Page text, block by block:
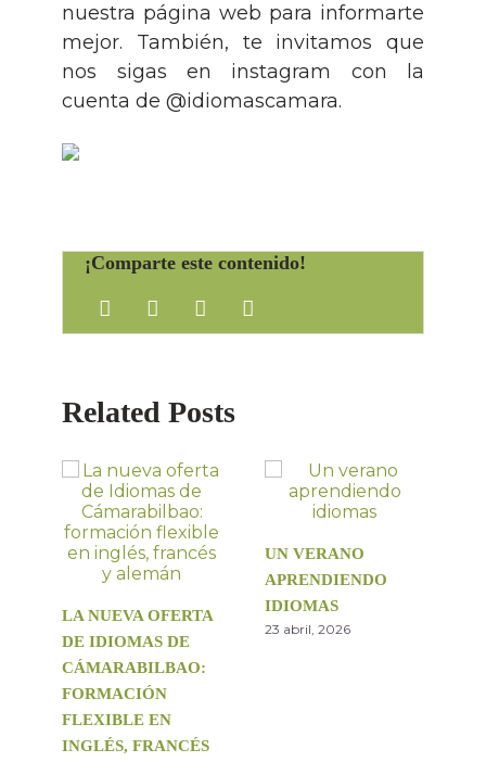
nuestra página web para informarte
mejor. También, te invitamos que
nos sigas en instagram con la
cuenta de @idiomascamara.
¡Comparte este contenido!
Related Posts
LA NUEVA OFERTA
DE IDIOMAS DE
CÁMARABILBAO:
FORMACIÓN
FLEXIBLE EN
INGLÉS, FRANCÉS
UN VERANO
APRENDIENDO
IDIOMAS
23 abril, 2026